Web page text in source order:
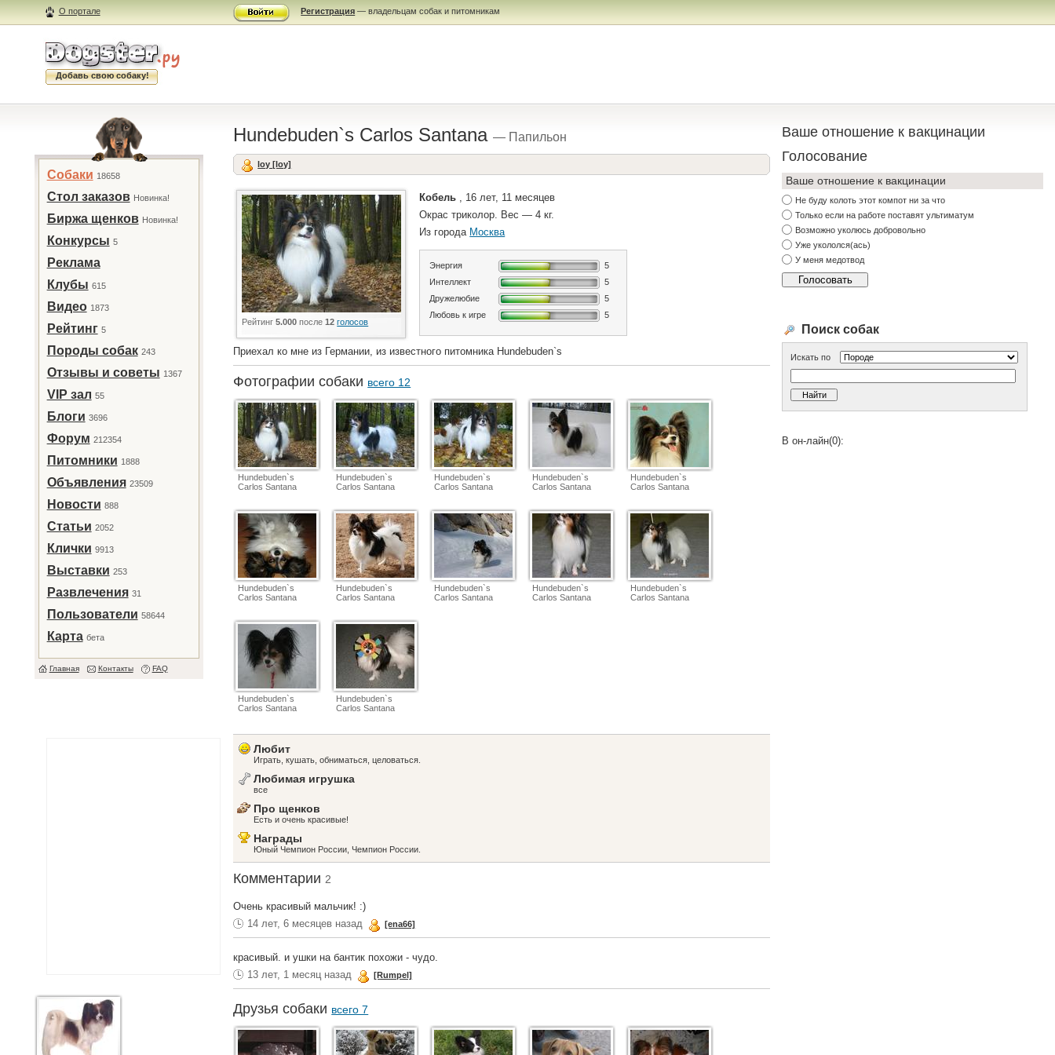
О портале Регистрация — владельцам собак и питомникам
Добавь свою собаку!
Собаки 18658
Стол заказов Новинка!
Биржа щенков Новинка!
Конкурсы 5
Реклама
Клубы 615
Видео 1873
Рейтинг 5
Породы собак 243
Отзывы и советы 1367
VIP зал 55
Блоги 3696
Форум 212354
Питомники 1888
Объявления 23509
Новости 888
Статьи 2052
Клички 9913
Выставки 253
Развлечения 31
Пользователи 58644
Карта бета
Главная Контакты FAQ
Hundebuden`s Carlos Santana— Папильон
loy [loy]
Рейтинг5.000 после12 голосов
Кобель , 16 лет, 11 месяцев
Окрас триколор. Вес — 4 кг.
Из города Москва
Энергия
5
Интеллект
5
Дружелюбие
5
Любовь к игре
5
Приехал ко мне из Германии, из известного питомника Hundebuden`s
Фотографии собаки всего 12
Hundebuden`s
Carlos Santana
Hundebuden`s
Carlos Santana
Hundebuden`s
Carlos Santana
Hundebuden`s
Carlos Santana
Hundebuden`s
Carlos Santana
Hundebuden`s
Carlos Santana
Hundebuden`s
Carlos Santana
Hundebuden`s
Carlos Santana
Hundebuden`s
Carlos Santana
Hundebuden`s
Carlos Santana
Hundebuden`s
Carlos Santana
Hundebuden`s
Carlos Santana
Любит
Играть, кушать, обниматься, целоваться.
Любимая игрушка
все
Про щенков
Есть и очень красивые!
Награды
Юный Чемпион России, Чемпион России.
Комментарии2
Очень красивый мальчик! :)
14 лет, 6 месяцев назад
[ena66]
красивый. и ушки на бантик похожи - чудо.
13 лет, 1 месяц назад
[Rumpel]
Друзья собаки всего 7
Ваше отношение к вакцинации
Голосование
Ваше отношение к вакцинации
Не буду колоть этот компот ни за что
Только если на работе поставят ультиматум
Возможно уколюсь добровольно
Уже укололся(ась)
У меня медотвод
Поиск собак
Искать по
В он-лайн(0):